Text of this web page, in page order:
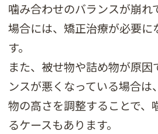
噛み合わせのバランスが崩れ
場合には、矯正治療が必要に
す。
また、被せ物や詰め物が原因
ンスが悪くなっている場合は
物の高さを調整することで、
るケースもあります。